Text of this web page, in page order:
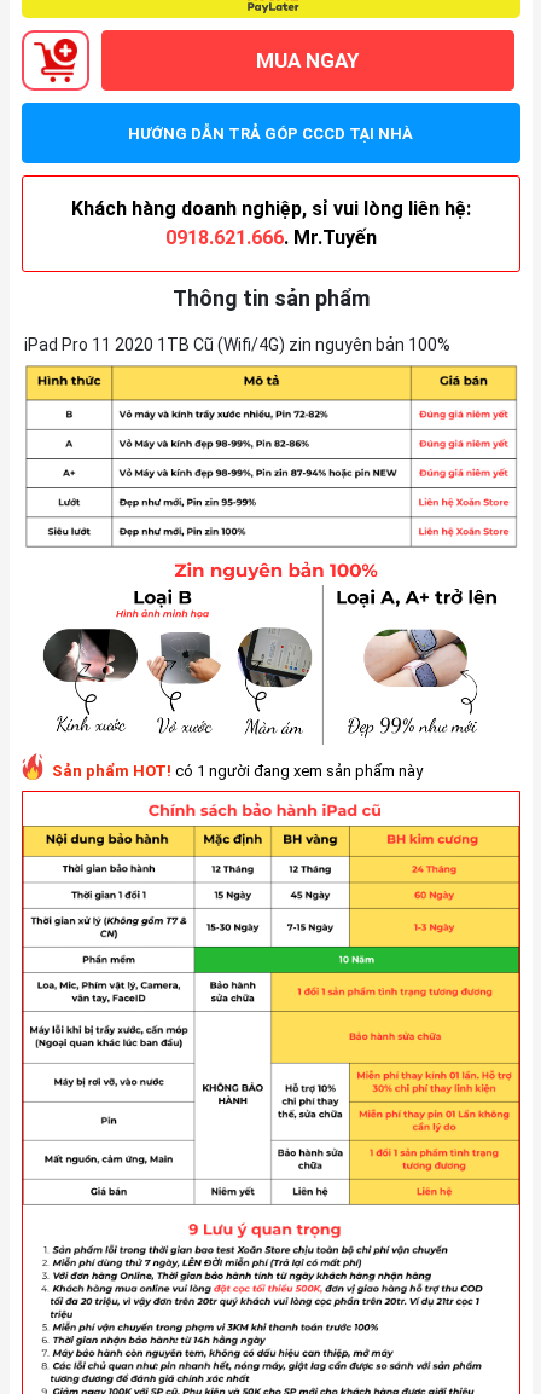
MUA NGAY
HƯỚNG DẪN TRẢ GÓP CCCD TẠI NHÀ
Khách hàng doanh nghiệp, sỉ vui lòng liên hệ:
0918.621.666. Mr.Tuyến
Thông tin sản phẩm
iPad Pro 11 2020 1TB Cũ (Wifi/4G) zin nguyên bản 100%
Sản phẩm HOT! có 1 người đang xem sản phẩm này